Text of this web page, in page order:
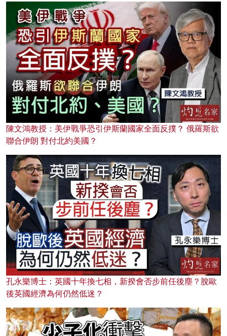
陳文鴻教授：美伊戰爭恐引伊斯蘭國家全面反撲？ 俄羅斯欲
聯合伊朗 對付北約美國？
孔永樂博士：英國十年換七相，新揆會否步前任後塵？脫歐
後英國經濟為何仍然低迷？